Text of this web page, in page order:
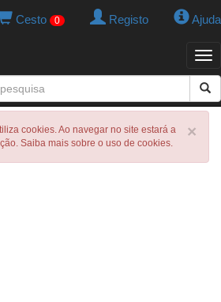
Cesto 0 Registo Ajuda
×
cookies. Ao navegar no site estará a
Saiba mais sobre o uso de cookies.